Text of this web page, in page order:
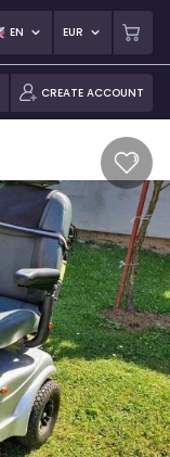
EN EUR
CREATE ACCOUNT